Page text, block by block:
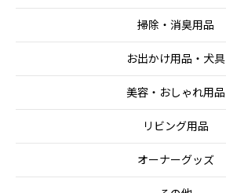
掃除・消臭用品
お出かけ用品・犬具
美容・おしゃれ用品
リビング用品
オーナーグッズ